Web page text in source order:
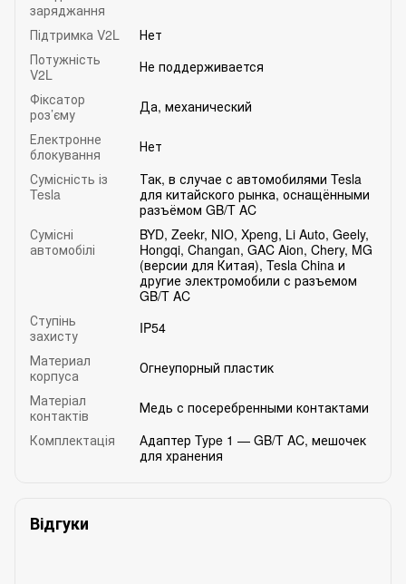
заряджання
Підтримка V2L
Нет
Потужність
V2L
Не поддерживается
Фіксатор
роз’єму
Да, механический
Електронне
блокування
Нет
Сумісність із
Tesla
Так, в случае с автомобилями Tesla
для китайского рынка, оснащёнными
разъёмом GB/T AC
Сумісні
автомобілі
BYD, Zeekr, NIO, Xpeng, Li Auto, Geely,
Hongqi, Changan, GAC Aion, Chery, MG
(версии для Китая), Tesla China и
другие электромобили с разъемом
GB/T AC
Ступінь
захисту
IP54
Материал
корпуса
Огнеупорный пластик
Матеріал
контактів
Медь с посеребренными контактами
Комплектація
Адаптер Type 1 — GB/T AC, мешочек
для хранения
Відгуки